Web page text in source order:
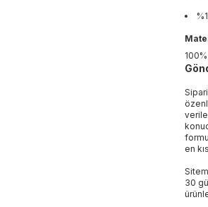
en
30